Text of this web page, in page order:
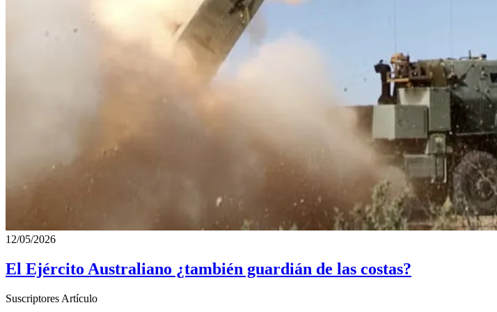
12/05/2026
El Ejército Australiano ¿también guardián de las costas?
Suscriptores Artículo